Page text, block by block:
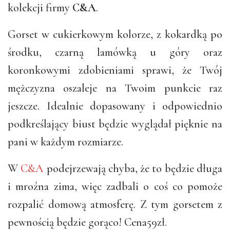
kolekcji firmy C&A.
Gorset w cukierkowym kolorze, z kokardką po
środku, czarną lamówką u góry oraz
koronkowymi zdobieniami sprawi, że Twój
mężczyzna oszaleje na Twoim punkcie raz
jeszcze. Idealnie dopasowany i odpowiednio
podkreślający biust będzie wyglądał pięknie na
pani w każdym rozmiarze.
WC&A podejrzewają chyba, że to będzie długa
i mroźna zima, więc zadbali o coś co pomoże
rozpalić domową atmosferę. Z tym gorsetem z
pewnością będzie gorąco! Cena59zł.